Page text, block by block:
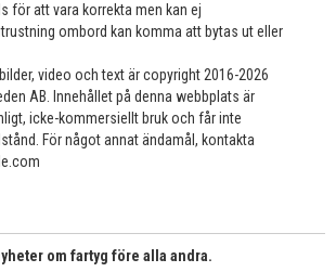
för att vara korrekta men kan ej
ombord kan komma att bytas ut eller
video och text är copyright 2016-2026
AB. Innehållet på denna webbplats är
icke-kommersiellt bruk och får inte
För något annat ändamål, kontakta
om fartyg före alla andra.